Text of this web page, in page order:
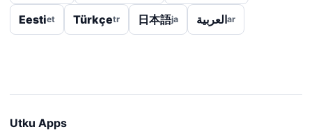
Eestiet Türkçetr 日本語ja العربيةar
Utku Apps